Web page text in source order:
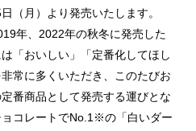
（月）より発売いたします。
年、2022年の秋冬に発売した
「おいしい」「定番化してほし
常に多くいただき、このたびお
番商品として発売する運びとな
コレートでNo.1※の「白いダー